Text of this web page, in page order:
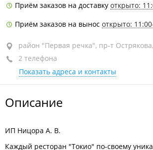
Приём заказов на доставку открыто:
Приём заказов на вынос открыто:
район "Первая речка", пр-т
2 телефона
Показать адреса и контакты
Описание
ИП Ницора А. В.
Каждый ресторан "Токио" по-своему